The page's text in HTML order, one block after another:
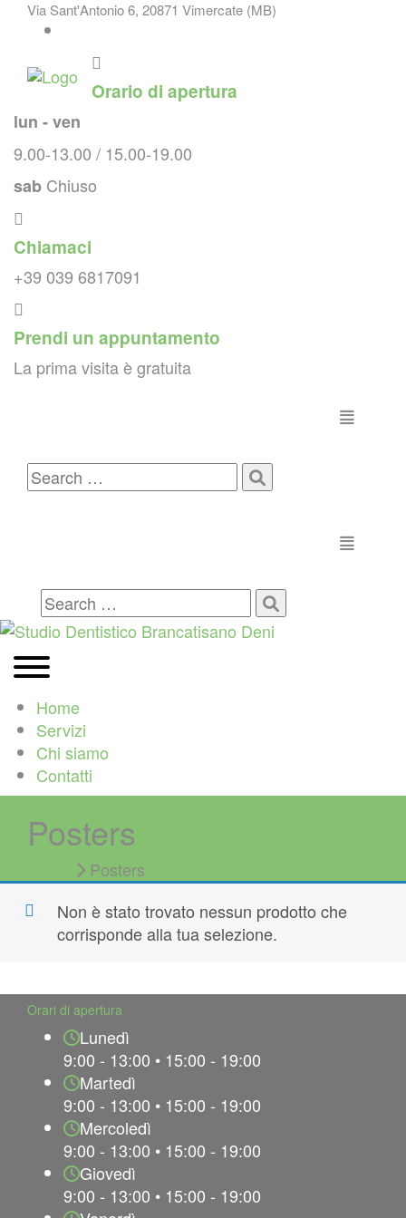
SkipVia Sant'Antonio 6, 20871 Vimercate (MB)
Orario di apertura
lun - ven
9.00-13.00 / 15.00-19.00
sab Chiuso
Chiamaci
+39 039 6817091
Prendi un appuntamento
La prima visita è gratuita
Toggle
Search
for:
Toggle
Search
for:
Home
Servizi
Chi siamo
Contatti
Posters
Posters
Non è stato trovato nessun prodotto che
corrisponde alla tua selezione.
Orari di apertura
Lunedì
9:00 - 13:00 • 15:00 - 19:00
Martedì
9:00 - 13:00 • 15:00 - 19:00
Mercoledì
9:00 - 13:00 • 15:00 - 19:00
Giovedì
9:00 - 13:00 • 15:00 - 19:00